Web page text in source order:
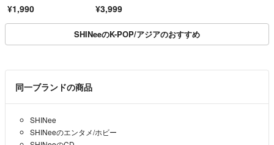
¥1,990 ¥3,999
SHINeeのK-POP/アジアのおすすめ
同一ブランドの商品
SHINee
SHINeeのエンタメ/ホビー